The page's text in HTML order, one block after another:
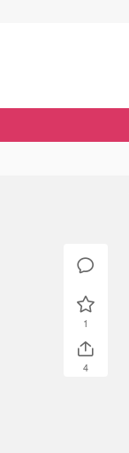
1
4